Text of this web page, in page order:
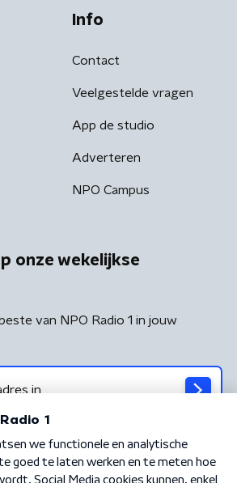
Info
Contact
Veelgestelde vragen
App de studio
Adverteren
NPO Campus
onze wekelijkse
van NPO Radio 1 in jouw